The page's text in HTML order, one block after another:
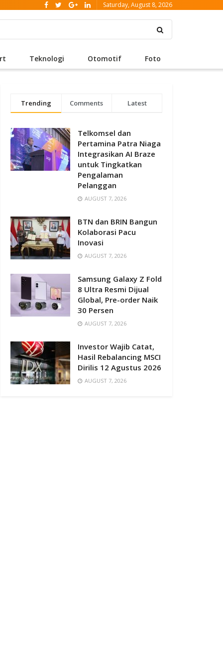
Saturday, August 8, 2026
Teknologi Otomotif Foto
Trending Comments Latest
Telkomsel dan
Pertamina Patra Niaga
Integrasikan AI Braze
untuk Tingkatkan
Pengalaman
Pelanggan
AUGUST 7, 2026
BTN dan BRIN Bangun
Kolaborasi Pacu
Inovasi
AUGUST 7, 2026
Samsung Galaxy Z Fold
8 Ultra Resmi Dijual
Global, Pre-order Naik
30 Persen
AUGUST 7, 2026
Investor Wajib Catat,
Hasil Rebalancing MSCI
Dirilis 12 Agustus 2026
AUGUST 7, 2026